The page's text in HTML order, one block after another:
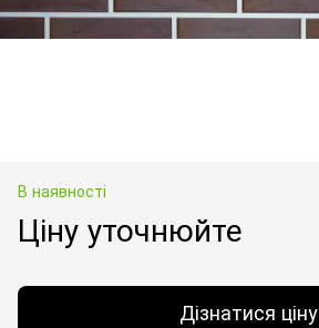
В наявності
Ціну уточнюйте
Дізнатися ціну